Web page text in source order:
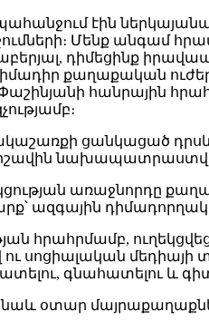
էին
Մենք անգամ
դիմեցինք
քաղաքական
հանրային
ցանկացած
առաջնորդը
ազգային
հրահրմամբ,
սոցիալական մեդիայի
գնահատելու և
նաև օտար